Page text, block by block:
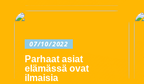
07/10/2022
Parhaat asiat
elämässä ovat
ilmaisia